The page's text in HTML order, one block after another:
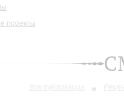
проекты
Все публикации